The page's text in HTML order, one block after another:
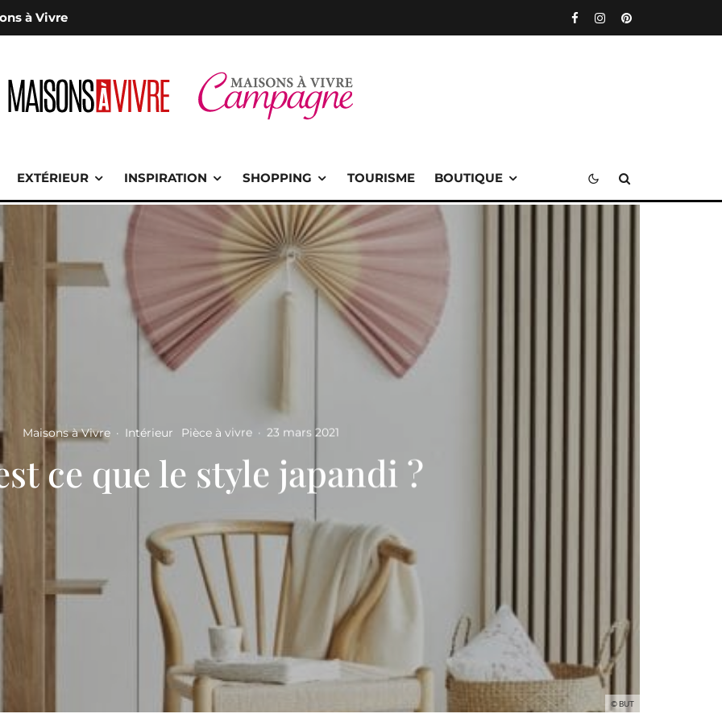
à Vivre
EXTÉRIEUR INSPIRATION SHOPPING TOURISME BOUTIQUE
© BUT
Maisons à Vivre · Intérieur Pièce à vivre · 23 mars 2021
ce que le style japandi ?